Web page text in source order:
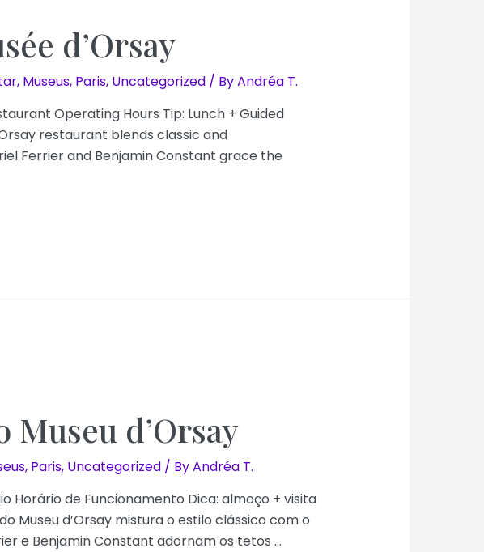
d’Orsay
, Museus, Paris, Uncategorized/ ByAndréa T.
Operating Hours Tip: Lunch + Guided
restaurant blends classic and
Ferrier and Benjamin Constant grace the
Museu d’Orsay
, Paris, Uncategorized/ ByAndréa T.
Horário de Funcionamento Dica: almoço + visita
Museu d’Orsay mistura o estilo clássico com o
e Benjamin Constant adornam os tetos …